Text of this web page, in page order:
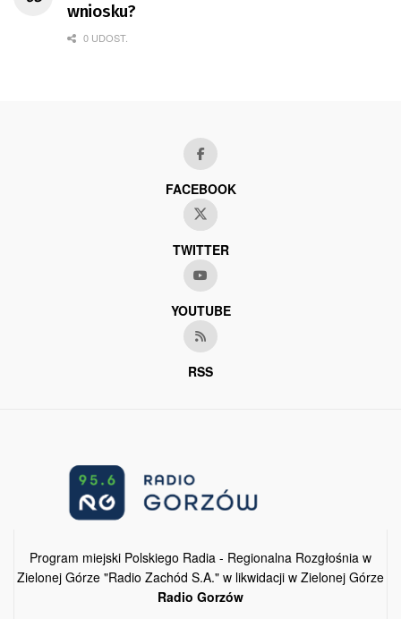
wniosku?
0 UDOST.
FACEBOOK
TWITTER
YOUTUBE
RSS
Program miejski Polskiego Radia - Regionalna Rozgłośnia w
Zielonej Górze "Radio Zachód S.A." w likwidacji w Zielonej Górze
Radio Gorzów